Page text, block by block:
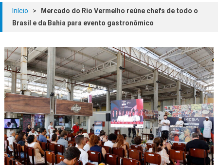
Início >
Mercado do Rio Vermelho reúne chefs de todo o
Brasil e da Bahia para evento gastronômico